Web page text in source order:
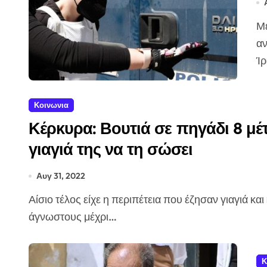
Με την κατάθεση μαρτύρων ξεκινά αύριο Πέμπτη η κύρια
Κοινωνια
Κέρκυρα: Βουτιά σε πηγάδι 8
γιαγιά της να τη σώσει
Αυγ 31, 2022
Αίσιο τέλος είχε η περιπέτεια που έζησαν γιαγιά και η 4χρονη εγγονή στην Κέρκυρα, όταν η μικρούλα -για
άγνωστους μέχρι…